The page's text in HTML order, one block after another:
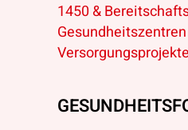
1450 &
Gesundheitszentren
Versorgungsprojekte